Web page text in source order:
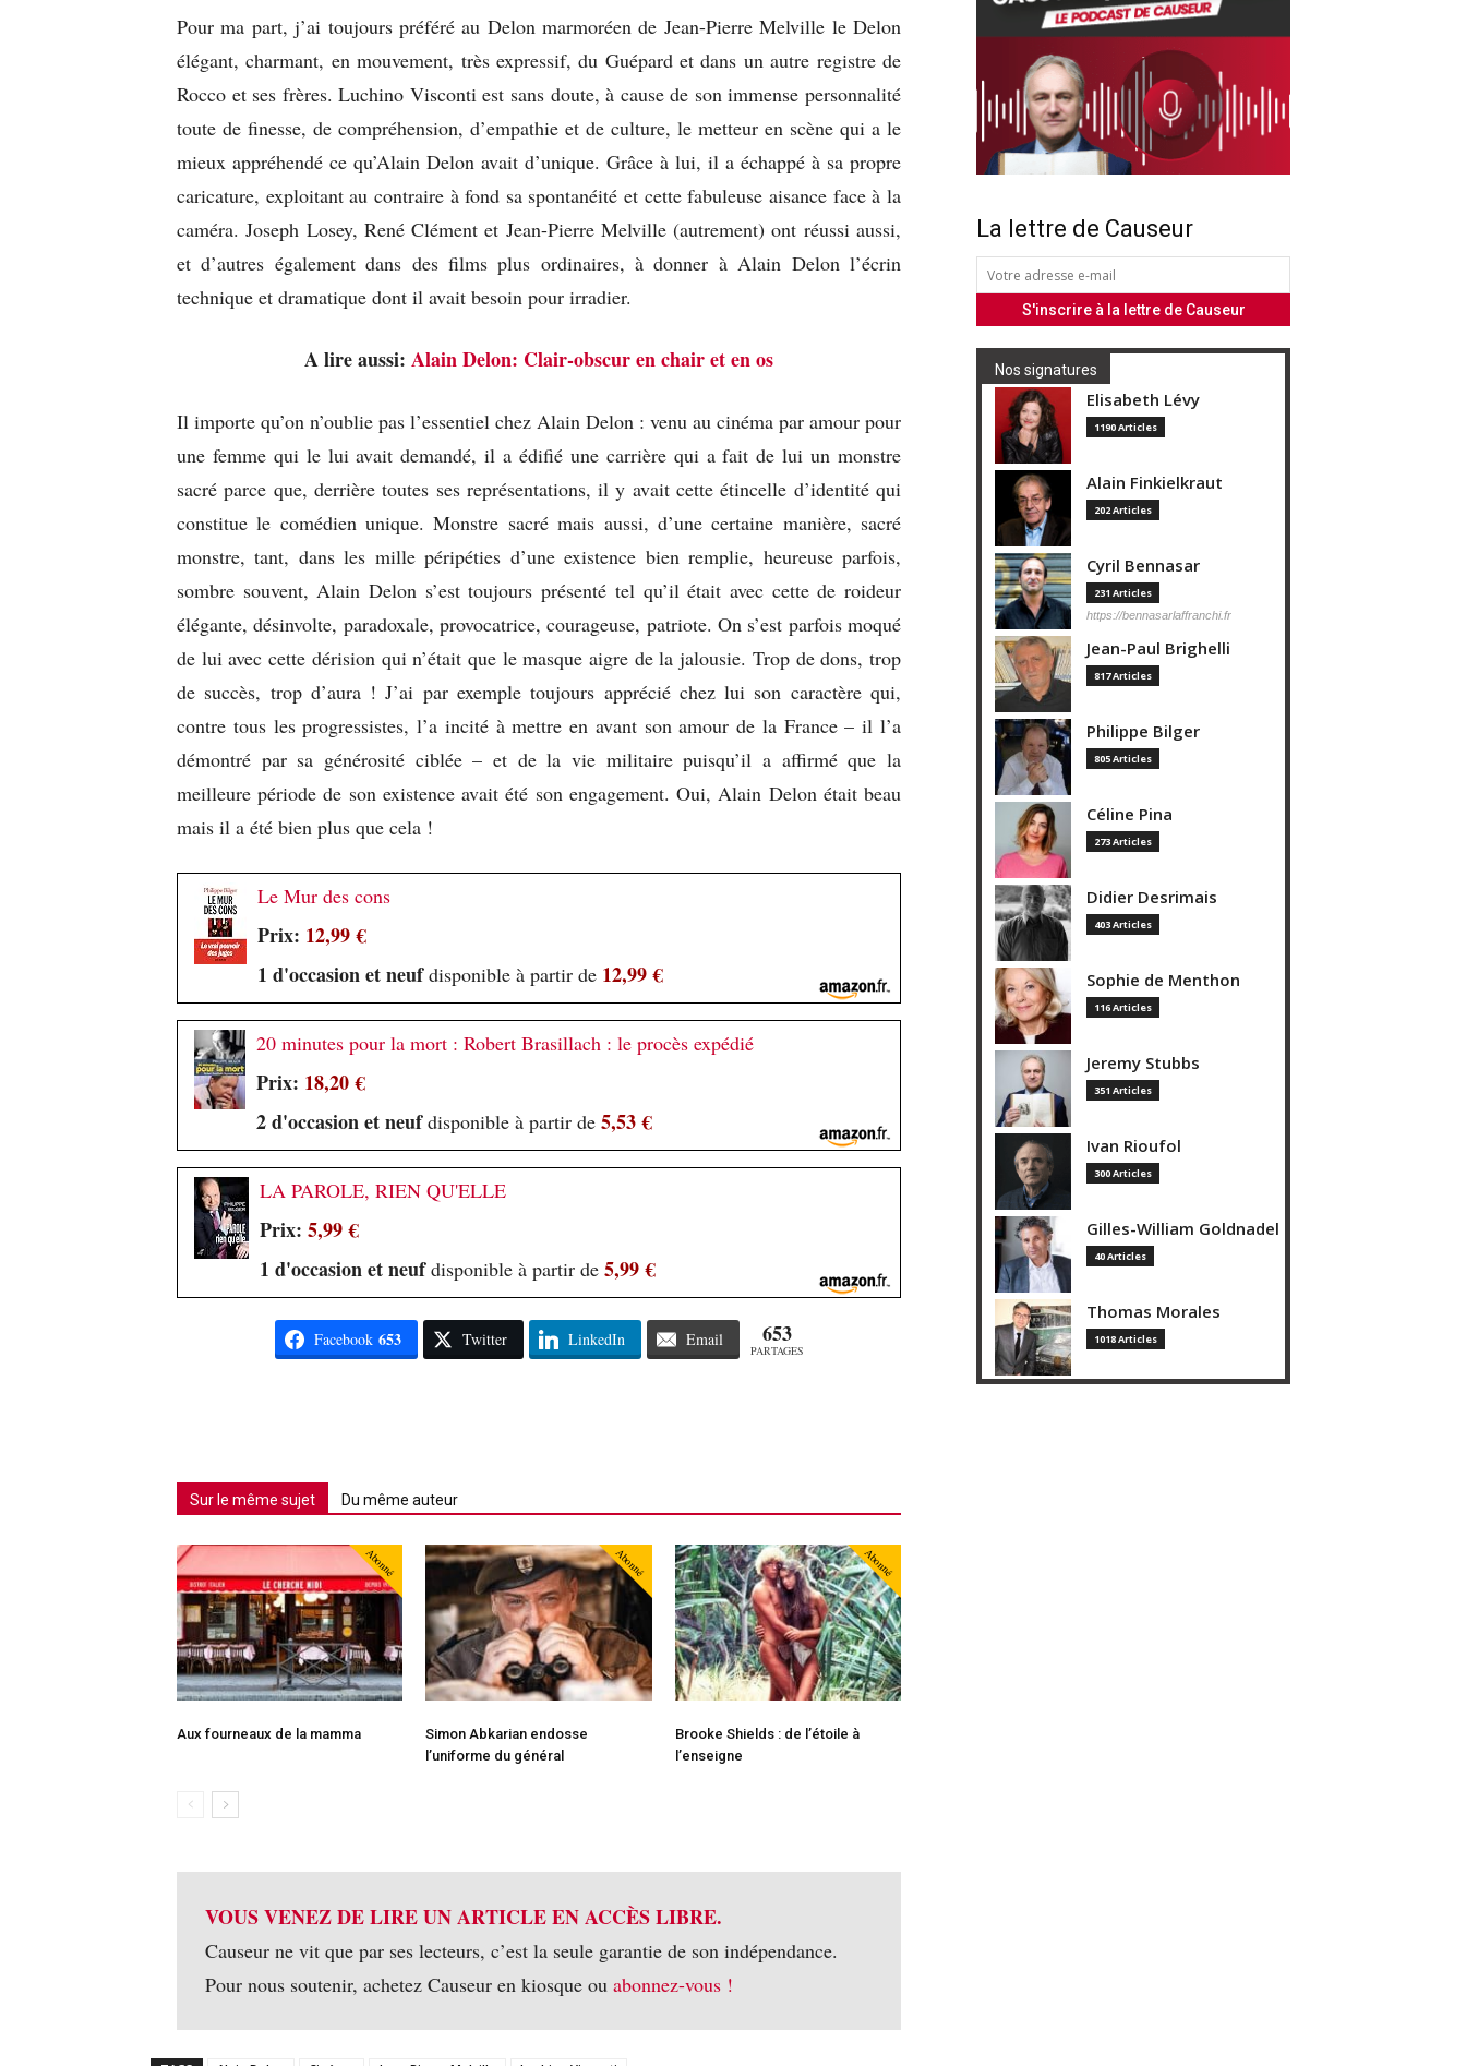
Pour ma part, j’ai toujours préféré au Delon marmoréen de Jean-Pierre Melville le Delon
élégant, charmant, en mouvement, très expressif, du Guépard et dans un autre registre de
Rocco et ses frères. Luchino Visconti est sans doute, à cause de son immense personnalité
toute de finesse, de compréhension, d’empathie et de culture, le metteur en scène qui a le
mieux appréhendé ce qu’Alain Delon avait d’unique. Grâce à lui, il a échappé à sa propre
caricature, exploitant au contraire à fond sa spontanéité et cette fabuleuse aisance face à la
caméra. Joseph Losey, René Clément et Jean-Pierre Melville (autrement) ont réussi aussi,
et d’autres également dans des films plus ordinaires, à donner à Alain Delon l’écrin
technique et dramatique dont il avait besoin pour irradier.
A lire aussi: Alain Delon: Clair-obscur en chair et en os
Il importe qu’on n’oublie pas l’essentiel chez Alain Delon : venu au cinéma par amour pour
une femme qui le lui avait demandé, il a édifié une carrière qui a fait de lui un monstre
sacré parce que, derrière toutes ses représentations, il y avait cette étincelle d’identité qui
constitue le comédien unique. Monstre sacré mais aussi, d’une certaine manière, sacré
monstre, tant, dans les mille péripéties d’une existence bien remplie, heureuse parfois,
sombre souvent, Alain Delon s’est toujours présenté tel qu’il était avec cette de roideur
élégante, désinvolte, paradoxale, provocatrice, courageuse, patriote. On s’est parfois moqué
de lui avec cette dérision qui n’était que le masque aigre de la jalousie. Trop de dons, trop
de succès, trop d’aura ! J’ai par exemple toujours apprécié chez lui son caractère qui,
contre tous les progressistes, l’a incité à mettre en avant son amour de la France – il l’a
démontré par sa générosité ciblée – et de la vie militaire puisqu’il a affirmé que la
meilleure période de son existence avait été son engagement. Oui, Alain Delon était beau
mais il a été bien plus que cela !
Le Mur des cons
Prix: 12,99 €
1 d'occasion et neufdisponible à partir de 12,99 €
20 minutes pour la mort : Robert Brasillach : le procès expédié
Prix: 18,20 €
2 d'occasion et neufdisponible à partir de 5,53 €
LA PAROLE, RIEN QU'ELLE
Prix: 5,99 €
1 d'occasion et neufdisponible à partir de 5,99 €
Facebook 653 Twitter LinkedIn Email 653
PARTAGES
Sur le même sujet Du même auteur
Abonné
Aux fourneaux de la mamma
Abonné
Simon Abkarian endosse
l’uniforme du général
Abonné
Brooke Shields : de l’étoile à
l’enseigne
VOUS VENEZ DE LIRE UN ARTICLE EN ACCÈS LIBRE.
Causeur ne vit que par ses lecteurs, c’est la seule garantie de son indépendance.
Pour nous soutenir, achetez Causeur en kiosque ou abonnez-vous !
La lettre de Causeur
Nos signatures
Elisabeth Lévy
1190 Articles
Alain Finkielkraut
202 Articles
Cyril Bennasar
231 Articles
https://bennasarlaffranchi.fr
Jean-Paul Brighelli
817 Articles
Philippe Bilger
805 Articles
Céline Pina
273 Articles
Didier Desrimais
403 Articles
Sophie de Menthon
116 Articles
Jeremy Stubbs
351 Articles
Ivan Rioufol
300 Articles
Gilles-William Goldnadel
40 Articles
Thomas Morales
1018 Articles